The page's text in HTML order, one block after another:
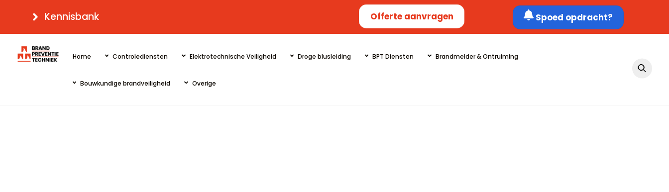
content
Kennisbank Offerte aanvragen Spoed opdracht?
Home Controlediensten Elektrotechnische Veiligheid Droge blusleiding BPT Diensten Brandmelder & Ontruiming
Bouwkundige brandveiligheid Overige